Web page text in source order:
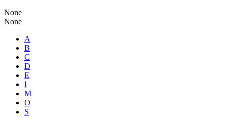
None
None
A
B
C
D
E
I
M
O
S